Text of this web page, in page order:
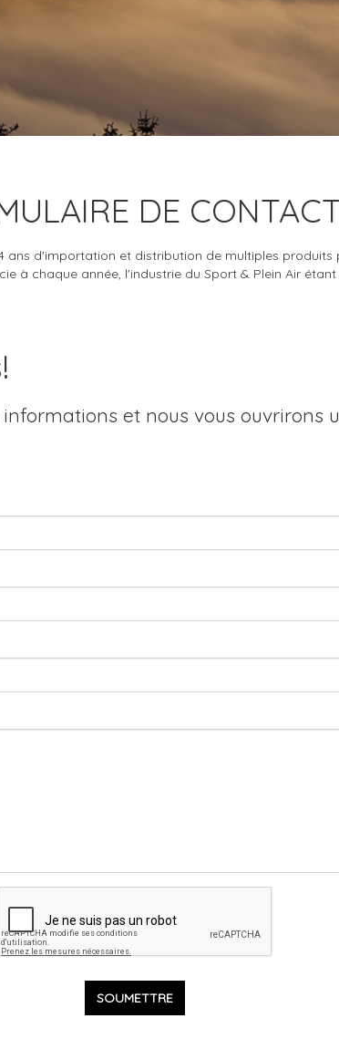
DE
ans d'importation et distribution de multiples
à chaque année, l'industrie du Sport & Plein Air
et nous vous ouvrirons
SOUMETTRE